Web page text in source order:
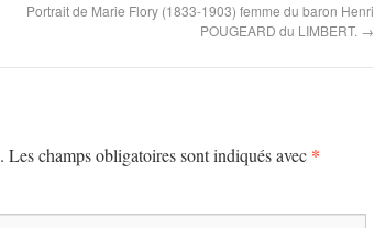
Portrait de Marie Flory (1833-1903) femme du baron Henri
POUGEARD du LIMBERT. →
Les champs obligatoires sont indiqués avec *